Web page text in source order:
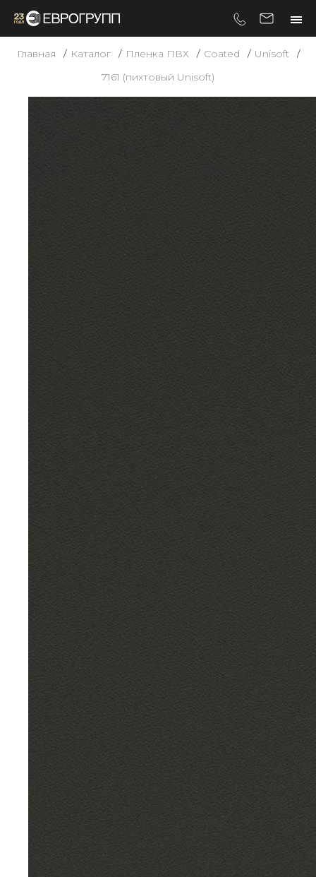
Главная Каталог Пленка ПВХ Coated
Unisoft
7161 (пихтовый Unisoft)